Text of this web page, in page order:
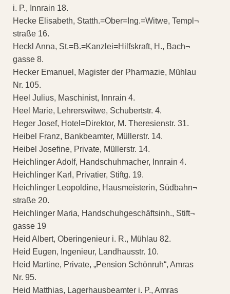
i. P., Innrain 18.
Hecke Elisabeth, Statth.=Ober=Ing.=Witwe, Templ¬
straße 16.
Heckl Anna, St.=B.=Kanzlei=Hilfskraft, H., Bach¬
gasse 8.
Hecker Emanuel, Magister der Pharmazie, Mühlau
Nr. 105.
Heel Julius, Maschinist, Innrain 4.
Heel Marie, Lehrerswitwe, Schubertstr. 4.
Heger Josef, Hotel=Direktor, M. Theresienstr. 31.
Heibel Franz, Bankbeamter, Müllerstr. 14.
Heibel Josefine, Private, Müllerstr. 14.
Heichlinger Adolf, Handschuhmacher, Innrain 4.
Heichlinger Karl, Privatier, Stiftg. 19.
Heichlinger Leopoldine, Hausmeisterin, Südbahn¬
straße 20.
Heichlinger Maria, Handschuhgeschäftsinh., Stift¬
gasse 19
Heid Albert, Oberingenieur i. R., Mühlau 82.
Heid Eugen, Ingenieur, Landhausstr. 10.
Heid Martine, Private, „Pension Schönruh“, Amras
Nr. 95.
Heid Matthias, Lagerhausbeamter i. P., Amras